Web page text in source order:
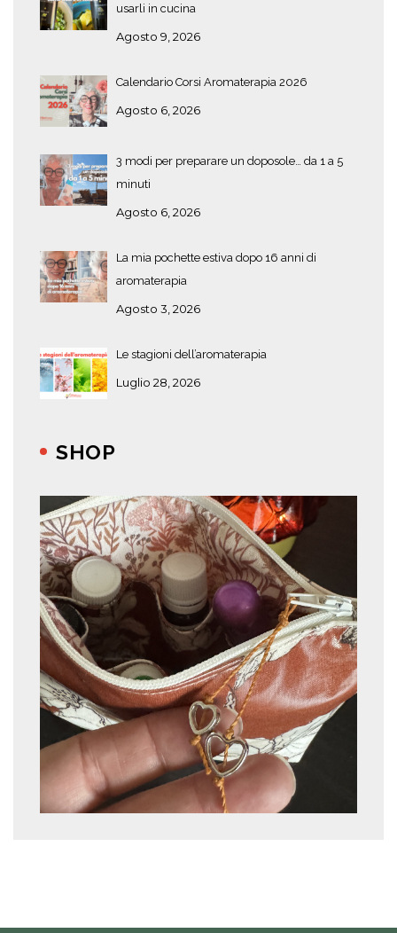
usarli in cucina
Agosto 9, 2026
Calendario Corsi Aromaterapia 2026
Agosto 6, 2026
3 modi per preparare un doposole… da 1 a 5
minuti
Agosto 6, 2026
La mia pochette estiva dopo 16 anni di
aromaterapia
Agosto 3, 2026
Le stagioni dell’aromaterapia
Luglio 28, 2026
SHOP